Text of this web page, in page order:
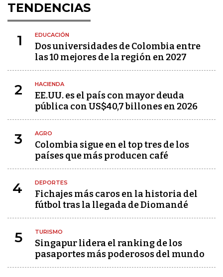
TENDENCIAS
1 EDUCACIÓN
Dos universidades de Colombia entre
las 10 mejores de la región en 2027
2 HACIENDA
EE.UU. es el país con mayor deuda
pública con US$40,7 billones en 2026
3 AGRO
Colombia sigue en el top tres de los
países que más producen café
4 DEPORTES
Fichajes más caros en la historia del
fútbol tras la llegada de Diomandé
5 TURISMO
Singapur lidera el ranking de los
pasaportes más poderosos del mundo